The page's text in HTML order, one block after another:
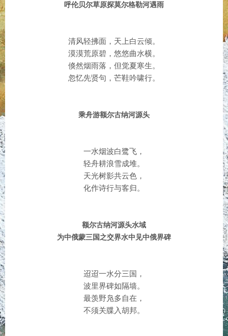
呼伦贝尔草原探莫尔格勒河遇雨
清风轻拂面，天上白云倾。
漠漠荒原碧，悠悠曲水横。
倏然烟雨落，但觉夏寒生。
忽忆先贤句，芒鞋吟啸行。
乘舟游额尔古纳河源头
一水烟波白鹭飞，
轻舟耕浪雪成堆。
天光树影共云色，
化作诗行与客归。
额尔古纳河源头水域
为中俄蒙三国之交界水中见中俄界碑
迢迢一水分三国，
波里界碑如隔墙。
最羡野凫多自在，
不须关牒入胡邦。